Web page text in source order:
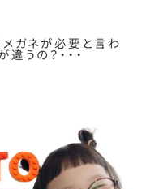
メガネが必要と言わ
うの？・・・